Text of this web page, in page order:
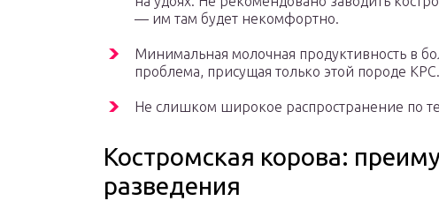
— им там будет некомфортно.
Минимальная молочная продуктивность в
проблема, присущая только этой породе КРС.
Не слишком широкое распространение по
Костромская корова:
разведения